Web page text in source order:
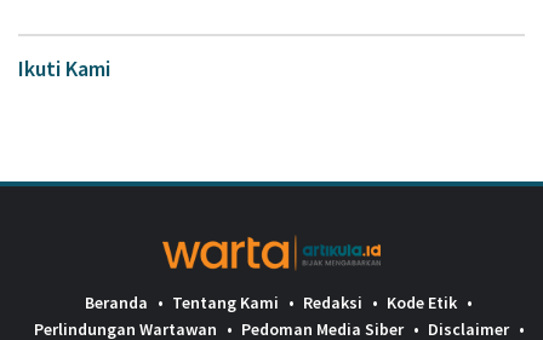
Ikuti Kami
Beranda Tentang Kami Redaksi
Kode Etik
Perlindungan Wartawan
Pedoman Media Siber Disclaimer